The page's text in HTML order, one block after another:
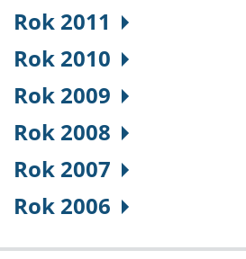
Rok 2011
Rok 2010
Rok 2009
Rok 2008
Rok 2007
Rok 2006